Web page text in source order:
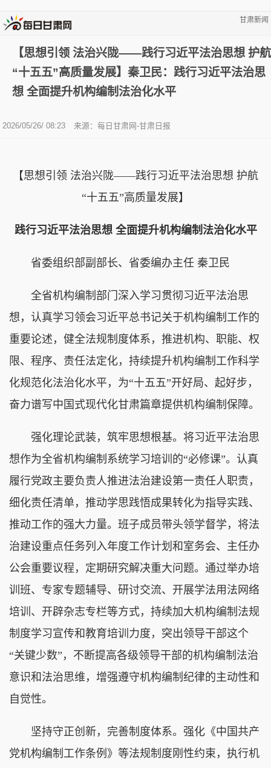
甘肃新闻
【思想引领 法治兴陇——践行习近平法治思想 护航
“十五五”高质量发展】秦卫民：践行习近平法治思
想 全面提升机构编制法治化水平
2026/05/26/ 08:23 来源：每日甘肃网-甘肃日报
【思想引领 法治兴陇——践行习近平法治思想 护航
“十五五”高质量发展】
践行习近平法治思想 全面提升机构编制法治化水平
省委组织部副部长、省委编办主任 秦卫民
全省机构编制部门深入学习贯彻习近平法治思
想，认真学习领会习近平总书记关于机构编制工作的
重要论述，健全法规制度体系，推进机构、职能、权
限、程序、责任法定化，持续提升机构编制工作科学
化规范化法治化水平，为“十五五”开好局、起好步，
奋力谱写中国式现代化甘肃篇章提供机构编制保障。
强化理论武装，筑牢思想根基。将习近平法治思
想作为全省机构编制系统学习培训的“必修课”。认真
履行党政主要负责人推进法治建设第一责任人职责，
细化责任清单，推动学思践悟成果转化为指导实践、
推动工作的强大力量。班子成员带头领学督学，将法
治建设重点任务列入年度工作计划和室务会、主任办
公会重要议程，定期研究解决重大问题。通过举办培
训班、专家专题辅导、研讨交流、开展学法用法网络
培训、开辟杂志专栏等方式，持续加大机构编制法规
制度学习宣传和教育培训力度，突出领导干部这个
“关键少数”，不断提高各级领导干部的机构编制法治
意识和法治思维，增强遵守机构编制纪律的主动性和
自觉性。
坚持守正创新，完善制度体系。强化《中国共产
党机构编制工作条例》等法规制度刚性约束，执行机